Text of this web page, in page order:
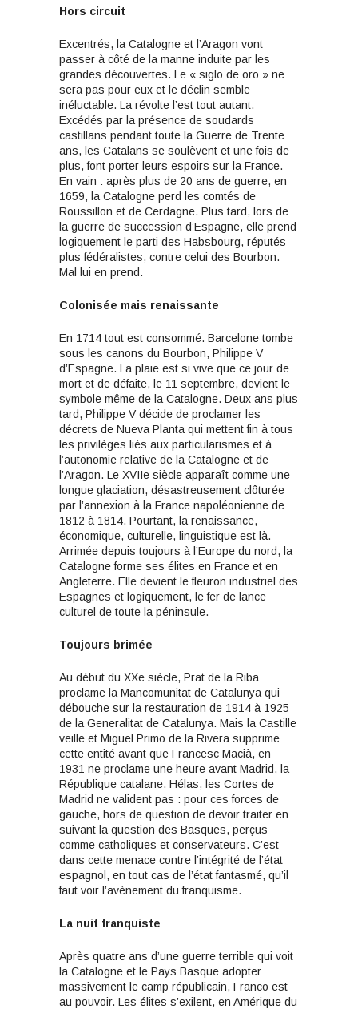
Hors circuit
Excentrés, la Catalogne et l’Aragon vont
passer à côté de la manne induite par les
grandes découvertes. Le « siglo de oro » ne
sera pas pour eux et le déclin semble
inéluctable. La révolte l’est tout autant.
Excédés par la présence de soudards
castillans pendant toute la Guerre de Trente
ans, les Catalans se soulèvent et une fois de
plus, font porter leurs espoirs sur la France.
En vain : après plus de 20 ans de guerre, en
1659, la Catalogne perd les comtés de
Roussillon et de Cerdagne. Plus tard, lors de
la guerre de succession d’Espagne, elle prend
logiquement le parti des Habsbourg, réputés
plus fédéralistes, contre celui des Bourbon.
Mal lui en prend.
Colonisée mais renaissante
En 1714 tout est consommé. Barcelone tombe
sous les canons du Bourbon, Philippe V
d’Espagne. La plaie est si vive que ce jour de
mort et de défaite, le 11 septembre, devient le
symbole même de la Catalogne. Deux ans plus
tard, Philippe V décide de proclamer les
décrets de Nueva Planta qui mettent fin à tous
les privilèges liés aux particularismes et à
l’autonomie relative de la Catalogne et de
l’Aragon. Le XVIIe siècle apparaît comme une
longue glaciation, désastreusement clôturée
par l’annexion à la France napoléonienne de
1812 à 1814. Pourtant, la renaissance,
économique, culturelle, linguistique est là.
Arrimée depuis toujours à l’Europe du nord, la
Catalogne forme ses élites en France et en
Angleterre. Elle devient le fleuron industriel des
Espagnes et logiquement, le fer de lance
culturel de toute la péninsule.
Toujours brimée
Au début du XXe siècle, Prat de la Riba
proclame la Mancomunitat de Catalunya qui
débouche sur la restauration de 1914 à 1925
de la Generalitat de Catalunya. Mais la Castille
veille et Miguel Primo de la Rivera supprime
cette entité avant que Francesc Macià, en
1931 ne proclame une heure avant Madrid, la
République catalane. Hélas, les Cortes de
Madrid ne valident pas : pour ces forces de
gauche, hors de question de devoir traiter en
suivant la question des Basques, perçus
comme catholiques et conservateurs. C’est
dans cette menace contre l’intégrité de l’état
espagnol, en tout cas de l’état fantasmé, qu’il
faut voir l’avènement du franquisme.
La nuit franquiste
Après quatre ans d’une guerre terrible qui voit
la Catalogne et le Pays Basque adopter
massivement le camp républicain, Franco est
au pouvoir. Les élites s’exilent, en Amérique du